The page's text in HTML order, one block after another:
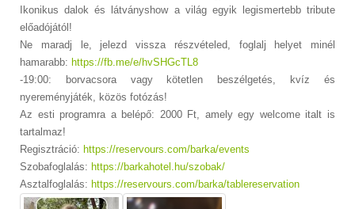
Ikonikus dalok és látványshow a világ egyik legismertebb tribute
előadójától!
Ne maradj le, jelezd vissza részvételed, foglalj helyet minél
hamarabb: https://fb.me/e/hvSHGcTL8
-19:00: borvacsora vagy kötetlen beszélgetés, kvíz és
nyereményjáték, közös fotózás!
Az esti programra a belépő: 2000 Ft, amely egy welcome italt is
tartalmaz!
Regisztráció: https://reservours.com/barka/events
Szobafoglalás: https://barkahotel.hu/szobak/
Asztalfoglalás: https://reservours.com/barka/tablereservation